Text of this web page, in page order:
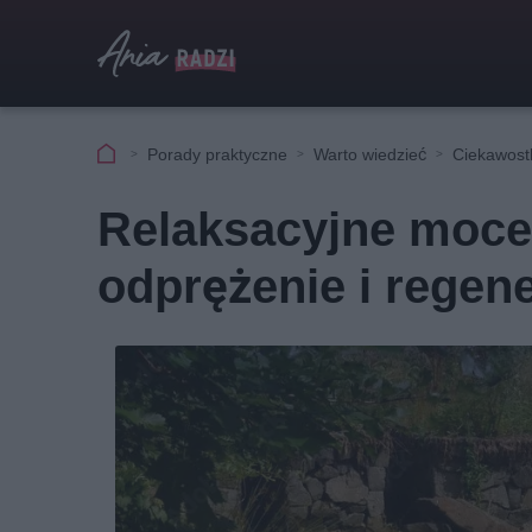
Porady praktyczne Warto wiedzieć
Relaksacyjne
odprężenie i